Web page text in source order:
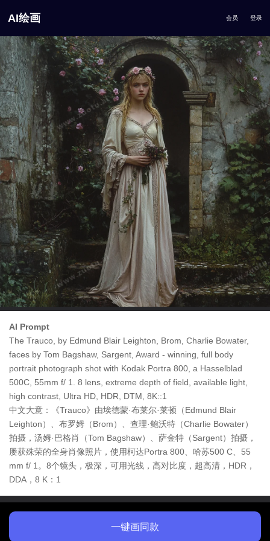
AI绘画 会员 登录
AI Prompt
The Trauco, by Edmund Blair Leighton, Brom, Charlie Bowater,
faces by Tom Bagshaw, Sargent, Award - winning, full body
portrait photograph shot with Kodak Portra 800, a Hasselblad
500C, 55mm f/ 1. 8 lens, extreme depth of field, available light,
high contrast, Ultra HD, HDR, DTM, 8K::1
中文大意：《Trauco》由埃德蒙·布莱尔·莱顿（Edmund Blair
Leighton）、布罗姆（Brom）、查理·鲍沃特（Charlie Bowater）
拍摄，汤姆·巴格肖（Tom Bagshaw）、萨金特（Sargent）拍摄，
屡获殊荣的全身肖像照片，使用柯达Portra 800、哈苏500 C、55
mm f/ 1。8个镜头，极深，可用光线，高对比度，超高清，HDR，
DDA，8 K：1
一键画同款